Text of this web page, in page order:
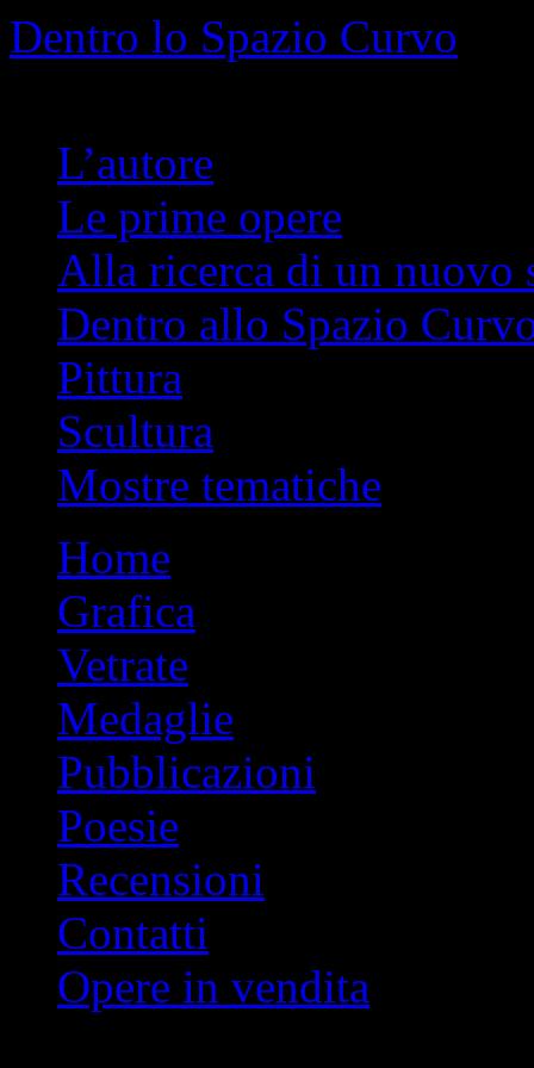
Dentro lo Spazio Curvo
L’autore
Le prime opere
Alla ricerca di un nuovo
Dentro allo Spazio
Pittura
Scultura
Mostre tematiche
contenutoHome
Grafica
Vetrate
Medaglie
Pubblicazioni
Poesie
Recensioni
Contatti
Opere in vendita